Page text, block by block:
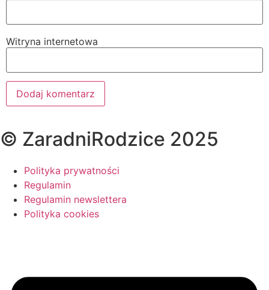
Witryna internetowa
© ZaradniRodzice 2025
Polityka prywatności
Regulamin
Regulamin newslettera
Polityka cookies